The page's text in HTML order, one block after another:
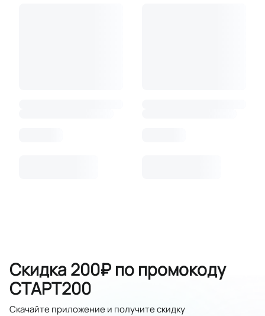
Скидка 200₽ по промокоду
СТАРТ200
Скачайте приложение и получите скидку